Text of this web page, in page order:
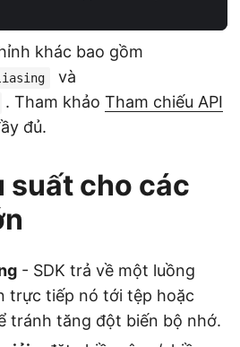
khác bao gồm
và
. Tham khảo Tham chiếu API
đủ.
suất cho các
- SDK trả về một luồng
trực tiếp nó tới tệp hoặc
tránh tăng đột biến bộ nhớ.